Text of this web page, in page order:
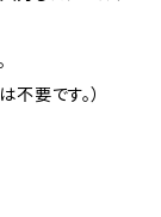
不要です。）